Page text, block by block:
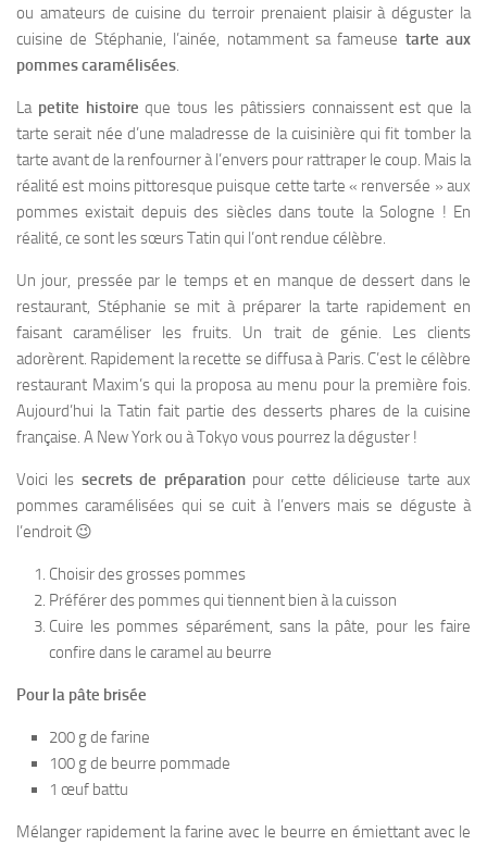
ou amateurs de cuisine du terroir prenaient plaisir à déguster la
cuisine de Stéphanie, l’ainée, notamment sa fameuse tarte aux
pommes caramélisées.
La petite histoire que tous les pâtissiers connaissent est que la
tarte serait née d’une maladresse de la cuisinière qui fit tomber la
tarte avant de la renfourner à l’envers pour rattraper le coup. Mais la
réalité est moins pittoresque puisque cette tarte « renversée » aux
pommes existait depuis des siècles dans toute la Sologne ! En
réalité, ce sont les sœurs Tatin qui l’ont rendue célèbre.
Un jour, pressée par le temps et en manque de dessert dans le
restaurant, Stéphanie se mit à préparer la tarte rapidement en
faisant caraméliser les fruits. Un trait de génie. Les clients
adorèrent. Rapidement la recette se diffusa à Paris. C’est le célèbre
restaurant Maxim’s qui la proposa au menu pour la première fois.
Aujourd’hui la Tatin fait partie des desserts phares de la cuisine
française. A New York ou à Tokyo vous pourrez la déguster !
Voici les secrets de préparationpour cette délicieuse tarte aux
pommes caramélisées qui se cuit à l’envers mais se déguste à
l’endroit 😉
Choisir des grosses pommes
Préférer des pommes qui tiennent bien à la cuisson
Cuire les pommes séparément, sans la pâte, pour les faire
confire dans le caramel au beurre
Pour la pâte brisée
200 g de farine
100 g de beurre pommade
1 œuf battu
Mélanger rapidement la farine avec le beurre en émiettant avec le